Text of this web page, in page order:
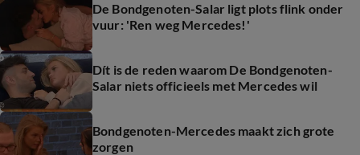
De Bondgenoten-Salar ligt plots flink onder
vuur: 'Ren weg Mercedes!'
Dít is de reden waarom De Bondgenoten-
Salar niets officieels met Mercedes wil
Bondgenoten-Mercedes maakt zich grote
zorgen